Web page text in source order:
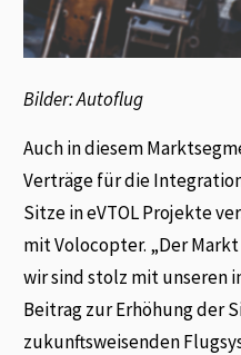
Bilder: Autoflug
Auch in diesem
Verträge für die Integration
Sitze in eVTOL Projekte
mit Volocopter. „Der
wir sind stolz mit unseren
Beitrag zur Erhöhung der
zukunftsweisenden